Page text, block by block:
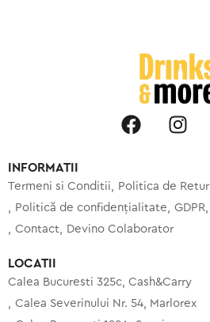
INFORMATII
Termeni si Conditii
Politica de Retur
Politică de confidențialitate
GDPR
Contact
Devino Colaborator
LOCATII
Calea Bucuresti 325c, Cash&Carry
Calea Severinului Nr. 54, Marlorex